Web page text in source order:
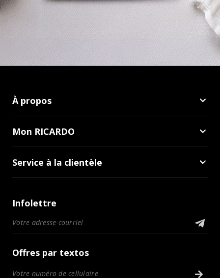
À propos
Mon RICARDO
Service à la clientèle
Infolettre
Offres par textos